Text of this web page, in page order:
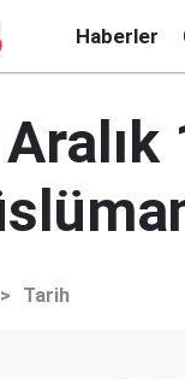
Haberler
> Tarih